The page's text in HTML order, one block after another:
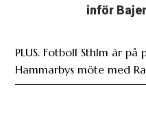
inför
PLUS. Fotboll Sthlm är
Hammarbys möte med